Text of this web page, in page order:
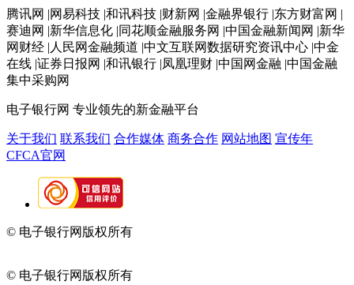
腾讯网 |网易科技 |和讯科技 |财新网 |金融界银行 |东方财富网 |
赛迪网 |新华信息化 |同花顺金融服务网 |中国金融新闻网 |新华
网财经 |人民网金融频道 |中文互联网数据研究资讯中心 |中金
在线 |证券日报网 |和讯银行 |凤凰理财 |中国网金融 |中国金融
集中采购网
电子银行网 专业领先的新金融平台
关于我们 联系我们 合作媒体 商务合作 网站地图 宣传年
CFCA官网
© 电子银行网版权所有
© 电子银行网版权所有